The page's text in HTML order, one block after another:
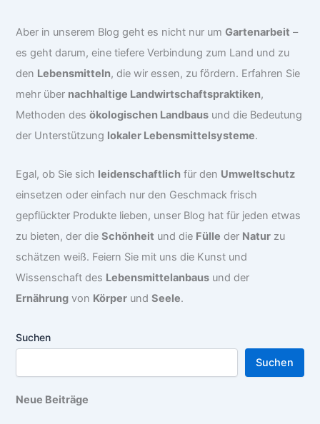
Aber in unserem Blog geht es nicht nur umGartenarbeit –
es geht darum, eine tiefere Verbindung zum Land und zu
den Lebensmitteln, die wir essen, zu fördern. Erfahren Sie
mehr über nachhaltige Landwirtschaftspraktiken,
Methoden desökologischen Landbaus und die Bedeutung
der Unterstützung lokaler Lebensmittelsysteme.
Egal, ob Sie sich leidenschaftlich für den Umweltschutz
einsetzen oder einfach nur den Geschmack frisch
gepflückter Produkte lieben, unser Blog hat für jeden etwas
zu bieten, der dieSchönheit und die Fülle der Natur zu
schätzen weiß. Feiern Sie mit uns die Kunst und
Wissenschaft des Lebensmittelanbaus und der
Ernährung von Körper undSeele.
Suchen
Suchen
Neue Beiträge